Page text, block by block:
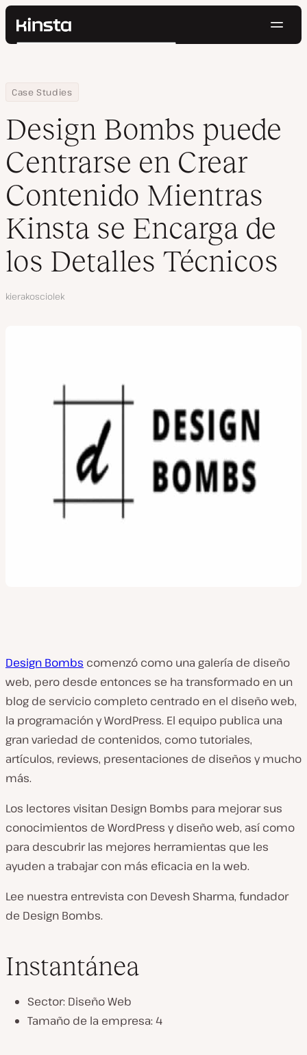
Kinsta®
Precios
Contacto
Buscar
Home
Empresa
Case Studies
Design Bombs puede Centrarse en Crear Contenido Mientras
Design Bombs puede
Centrarse en Crear
Contenido Mientras
Kinsta se Encarga de
los Detalles Técnicos
Autor
kierakosciolek
Design Bombs comenzó como una galería de diseño
web, pero desde entonces se ha transformado en un
blog de servicio completo centrado en el diseño web,
la programación y WordPress. El equipo publica una
gran variedad de contenidos, como tutoriales,
artículos, reviews, presentaciones de diseños y mucho
más.
Los lectores visitan Design Bombs para mejorar sus
conocimientos de WordPress y diseño web, así como
para descubrir las mejores herramientas que les
ayuden a trabajar con más eficacia en la web.
Lee nuestra entrevista con Devesh Sharma, fundador
de Design Bombs.
Instantánea
Sector: Diseño Web
Tamaño de la empresa: 4